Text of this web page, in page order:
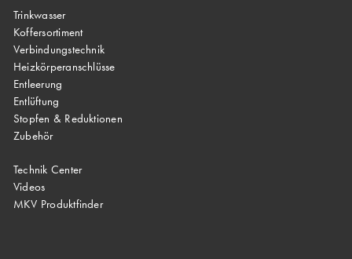
Trinkwasser
Koffersortiment
Verbindungstechnik
Heizkörperanschlüsse
Entleerung
Entlüftung
Stopfen & Reduktionen
Zubehör
Technik Center
Videos
MKV Produktfinder